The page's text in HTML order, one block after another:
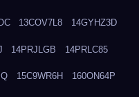
13COV7L8 14GYHZ3D
14PRJLGB 14PRLC85
15C9WR6H 160ON64P